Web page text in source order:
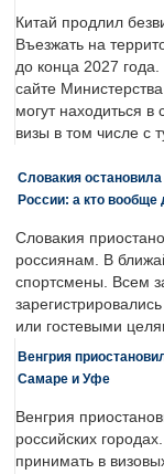
Китай продлил
Въезжать на
до конца 2027
сайте
могут находиться
визы в том числе с
Словакия
России: а кто вообще
Словакия
россиянам. В
спортсмены. Всем
или гостевыми
Венгрия
Самаре и Уфе
Венгрия
российских
принимать в